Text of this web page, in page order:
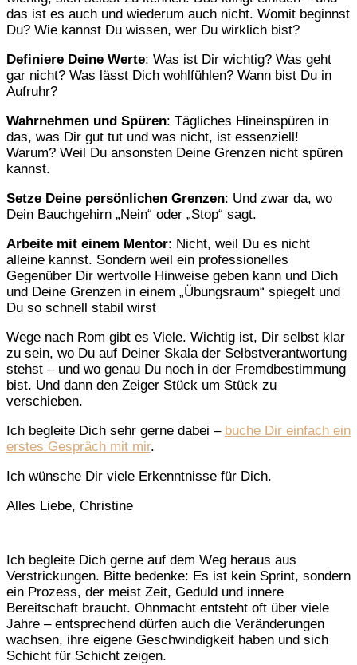
das ist es auch und wiederum auch nicht. Womit beginnst
Du? Wie kannst Du wissen, wer Du wirklich bist?
Definiere Deine Werte: Was ist Dir wichtig? Was geht
gar nicht? Was lässt Dich wohlfühlen? Wann bist Du in
Aufruhr?
Wahrnehmen und Spüren: Tägliches Hineinspüren in
das, was Dir gut tut und was nicht, ist essenziell!
Warum? Weil Du ansonsten Deine Grenzen nicht spüren
kannst.
Setze Deine persönlichen Grenzen: Und zwar da, wo
Dein Bauchgehirn „Nein“ oder „Stop“ sagt.
Arbeite mit einem Mentor: Nicht, weil Du es nicht
alleine kannst. Sondern weil ein professionelles
Gegenüber Dir wertvolle Hinweise geben kann und Dich
und Deine Grenzen in einem „Übungsraum“ spiegelt und
Du so schnell stabil wirst
Wege nach Rom gibt es Viele. Wichtig ist, Dir selbst klar
zu sein, wo Du auf Deiner Skala der Selbstverantwortung
stehst – und wo genau Du noch in der Fremdbestimmung
bist. Und dann den Zeiger Stück um Stück zu
verschieben.
Ich begleite Dich sehr gerne dabei – buche Dir einfach ein
erstes Gespräch mit mir.
Ich wünsche Dir viele Erkenntnisse für Dich.
Alles Liebe, Christine
Ich begleite Dich gerne auf dem Weg heraus aus
Verstrickungen. Bitte bedenke: Es ist kein Sprint, sondern
ein Prozess, der meist Zeit, Geduld und innere
Bereitschaft braucht. Ohnmacht entsteht oft über viele
Jahre – entsprechend dürfen auch die Veränderungen
wachsen, ihre eigene Geschwindigkeit haben und sich
Schicht für Schicht zeigen.